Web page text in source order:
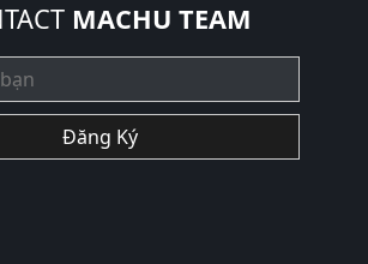
MACHU TEAM
Đăng Ký